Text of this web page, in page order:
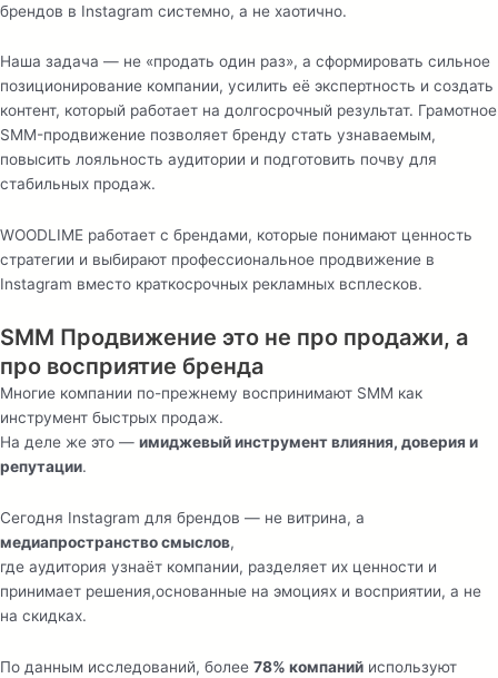
брендов в Instagram системно, а не хаотично.
Наша задача — не «продать один раз», а сформировать сильное
позиционирование компании, усилить её экспертность и создать
контент, который работает на долгосрочный результат. Грамотное
SMM-продвижение позволяет бренду стать узнаваемым,
повысить лояльность аудитории и подготовить почву для
стабильных продаж.
WOODLIME работает с брендами, которые понимают ценность
стратегии и выбирают профессиональное продвижение в
Instagram вместо краткосрочных рекламных всплесков.
SMM Продвижение это не про продажи, а
про восприятие бренда
Многие компании по-прежнему воспринимают SMM как
инструмент быстрых продаж.
На деле же это — имиджевый инструмент влияния, доверия и
репутации.
Сегодня Instagram для брендов — не витрина, а
медиапространство смыслов,
где аудитория узнаёт компании, разделяет их ценности и
принимает решения,основанные на эмоциях и восприятии, а не
на скидках.
По данным исследований, более 78% компаний используют